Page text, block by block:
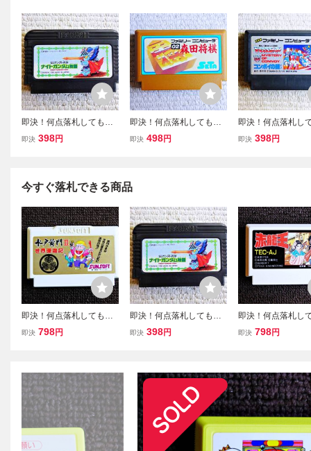
即決！何点落札しても送
料185円★ ナイトガン
OK
即決 398円
即決！何点落札しても送
料185円★森田将棋 後
ＯＫ動作OK
即決 498円
即決！何点落札し
料185円★ トラン
即決 398円
今すぐ落札できる商品
即決！何点落札しても送
料185円★ 水戸黄門
OK
即決 798円
即決！何点落札しても送
料185円★ ナイトガン
OK
即決 398円
即決！何点落札し
料185円★ 赤龍
即決 798円